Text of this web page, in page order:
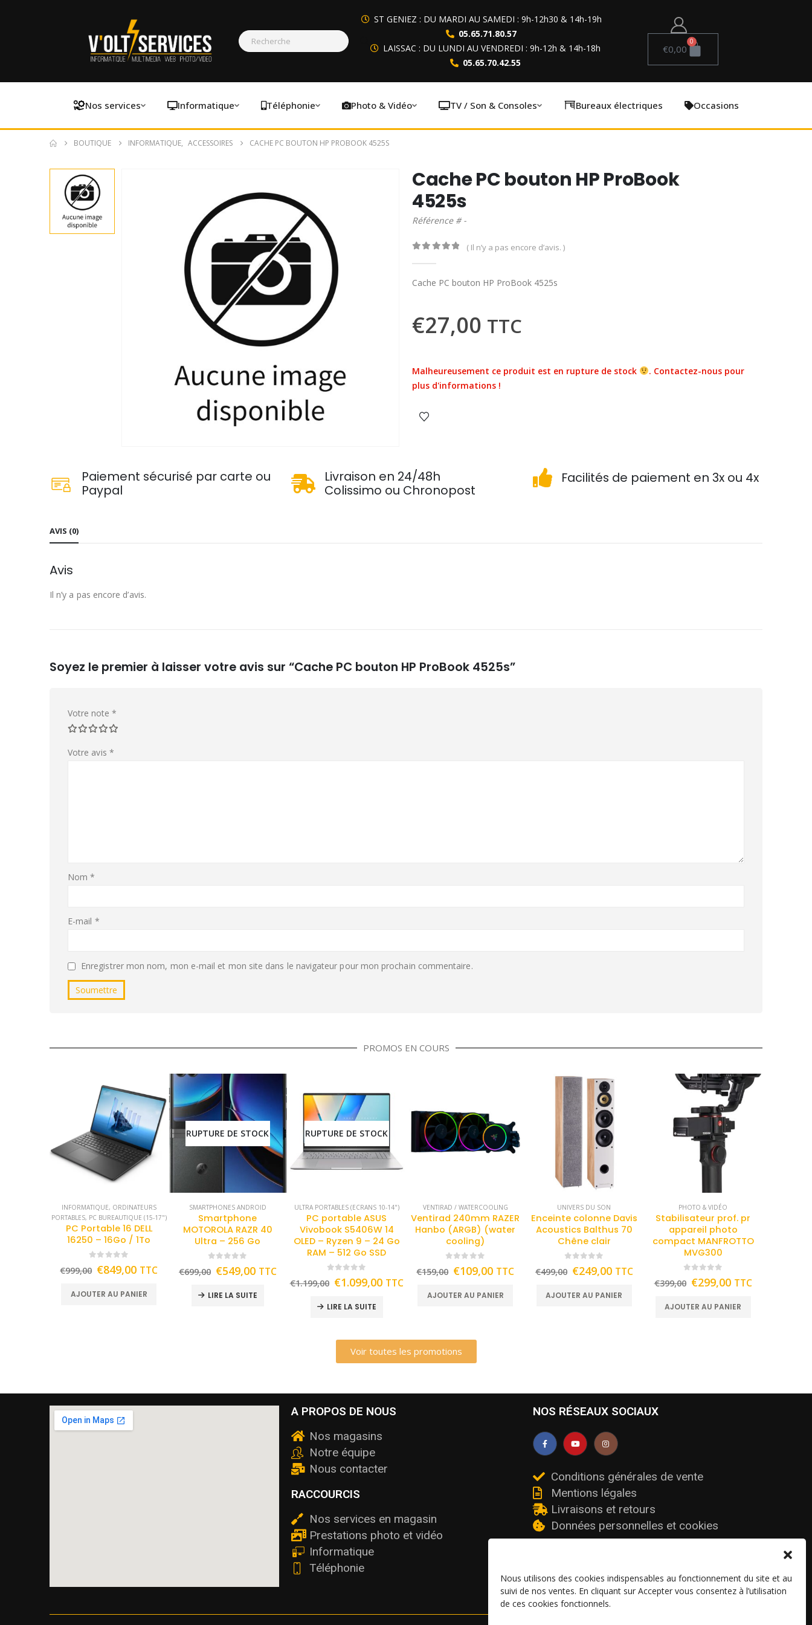
Nous utilisons des cookies indispensables au fonctionnement du site et au
suivi de nos ventes. En cliquant sur Accepter vous consentez à l’utilisation
de ces cookies fonctionnels.
ST GENIEZ : DU MARDI AU SAMEDI : 9h-12h30 & 14h-19h
05.65.71.80.57
LAISSAC : DU LUNDI AU VENDREDI : 9h-12h & 14h-18h
05.65.70.42.55
€0,00
0
Nos services Informatique Téléphonie Photo & Vidéo TV / Son & Consoles Bureaux électriques Occasions
BOUTIQUE INFORMATIQUE, ACCESSOIRES CACHE PC BOUTON HP PROBOOK 4525S
Cache PC bouton HP ProBook
4525s
Référence # -
( Il n’y a pas encore d’avis. )
Cache PC bouton HP ProBook 4525s
€27,00 TTC
Malheureusement ce produit est en rupture de stock
. Contactez-nous pour
plus d'informations !
Paiement sécurisé par carte ou
Paypal
Livraison en 24/48h
Colissimo ou Chronopost
Facilités de paiement en 3x ou 4x
AVIS (0)
Avis
Il n’y a pas encore d’avis.
Soyez le premier à laisser votre avis sur “Cache PC bouton HP ProBook 4525s”
Votre note *
Votre avis *
Nom*
E-mail *
Enregistrer mon nom, mon e-mail et mon site dans le navigateur pour mon prochain commentaire.
PROMOS EN COURS
INFORMATIQUE, ORDINATEURS
PORTABLES, PC BUREAUTIQUE (15-17")
PC Portable 16 DELL
16250 – 16Go / 1To
€999,00 €849,00 TTC
AJOUTER AU PANIER
RUPTURE DE STOCK
SMARTPHONES ANDROID
Smartphone
MOTOROLA RAZR 40
Ultra – 256 Go
€699,00 €549,00 TTC
LIRE LA SUITE
RUPTURE DE STOCK
ULTRA PORTABLES (ECRANS 10-14")
PC portable ASUS
Vivobook S5406W 14
OLED – Ryzen 9 – 24 Go
RAM – 512 Go SSD
€1.199,00 €1.099,00 TTC
LIRE LA SUITE
VENTIRAD / WATERCOOLING
Ventirad 240mm RAZER
Hanbo (ARGB) (water
cooling)
€159,00 €109,00 TTC
AJOUTER AU PANIER
UNIVERS DU SON
Enceinte colonne Davis
Acoustics Balthus 70
Chêne clair
€499,00 €249,00 TTC
AJOUTER AU PANIER
PHOTO & VIDÉO
Stabilisateur prof. pr
appareil photo
compact MANFROTTO
MVG300
€399,00 €299,00 TTC
AJOUTER AU PANIER
Voir toutes les promotions
A PROPOS DE NOUS
Nos magasins
Notre équipe
Nous contacter
RACCOURCIS
Nos services en magasin
Prestations photo et vidéo
Informatique
Téléphonie
NOS RÉSEAUX SOCIAUX
Conditions générales de vente
Mentions légales
Livraisons et retours
Données personnelles et cookies